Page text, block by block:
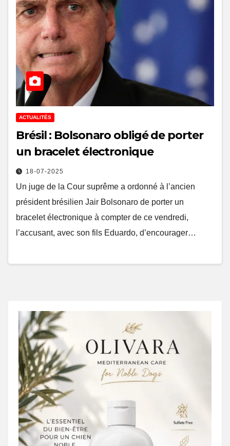
ACTUALITÉS
Brésil : Bolsonaro obligé de porter
un bracelet électronique
18-07-2025
Un juge de la Cour suprême a ordonné à l’ancien
président brésilien Jair Bolsonaro de porter un
bracelet électronique à compter de ce vendredi,
l’accusant, avec son fils Eduardo, d’encourager…